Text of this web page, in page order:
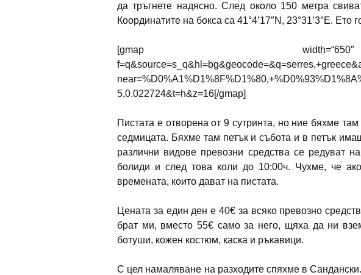
да тръгнете надясно. След около 150 метра
Координатите на бокса са 41°4’17″N, 23°31’3″Е. Ето
[gmap width=“650″
5,0.022724&t=h&z=16[/gmap]
Пистата е отворена от 9 сутринта, но ние бяхме
седмицата. Бяхме там петък и събота и в петък
различни видове превозни средства се редуват
болиди и след това коли до 10:00ч. Чухме, че
времената, които дават на пистата.
Цената за един ден е 40€ за всяко превозно
брат ми, вместо 55€ само за него, щяха да ни
ботуши, кожен костюм, каска и ръкавици.
С цел намаляване на разходите спяхме в